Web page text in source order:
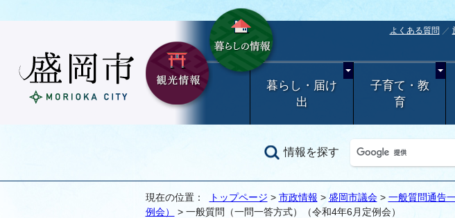
よくある質問
暮らし・届け
出
子育て・教
育
情報を探す
現在の位置： トップページ > 市政情報 > 盛岡市議会> 一般質問通告
例会）
> 一般質問（一問一答方式）（令和4年6月定例会）